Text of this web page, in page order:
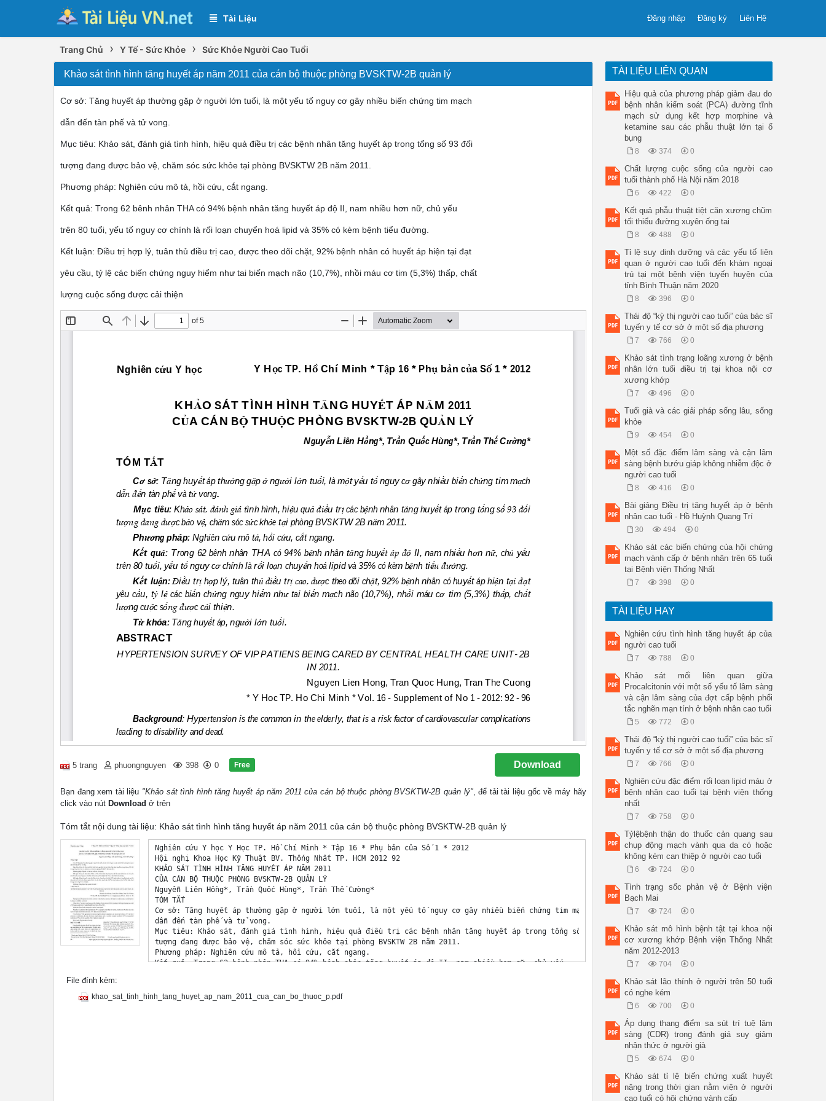
Tài Liệu Liên Hệ
Đăng ký
Đăng nhập
Trang Chủ › Y Tế - Sức Khỏe › Sức Khỏe Người Cao Tuổi
Khảo sát tình hình tăng huyết áp năm 2011 của cán bộ thuộc phòng BVSKTW-2B quản lý
Cơ sở: Tăng huyết áp thường gặp ở người lớn tuổi, là một yếu tố nguy cơ gây nhiều biến chứng tim mạch
dẫn đến tàn phế và tử vong.
Mục tiêu: Khảo sát, đánh giá tình hình, hiệu quả điều trị các bệnh nhân tăng huyết áp trong tổng số 93 đối
tượng đang được bảo vệ, chăm sóc sức khỏe tại phòng BVSKTW 2B năm 2011.
Phương pháp: Nghiên cứu mô tả, hồi cứu, cắt ngang.
Kết quả: Trong 62 bênh nhân THA có 94% bệnh nhân tăng huyết áp độ II, nam nhiều hơn nữ, chủ yếu
trên 80 tuổi, yếu tố nguy cơ chính là rối loạn chuyển hoá lipid và 35% có kèm bệnh tiểu đường.
Kết luận: Điều trị hợp lý, tuân thủ điều trị cao, được theo dõi chặt, 92% bệnh nhân có huyết áp hiện tại đạt
yêu cầu, tỷ lệ các biến chứng nguy hiểm như tai biến mạch não (10,7%), nhồi máu cơ tim (5,3%) thấp, chất
lượng cuộc sống được cải thiện
5 trang phuongnguyen 398 0 Free Download
Bạn đang xem tài liệu "Khảo sát tình hình tăng huyết áp năm 2011 của cán bộ thuộc phòng BVSKTW-2B quản lý", để tải tài liệu gốc về máy hãy
click vào nút Download ở trên
Tóm tắt nội dung tài liệu: Khảo sát tình hình tăng huyết áp năm 2011 của cán bộ thuộc phòng BVSKTW-2B quản lý
Nghiên cứu Y học Y Học TP. Hồ Chí Minh * Tập 16 * Phụ bản của Số 1 * 2012
Hội nghị Khoa Học Kỹ Thuật BV. Thống Nhất TP. HCM 2012 92
KHẢO SÁT TÌNH HÌNH TĂNG HUYẾT ÁP NĂM 2011
CỦA CÁN BỘ THUỘC PHÒNG BVSKTW-2B QUẢN LÝ
Nguyễn Liên Hồng*, Trần Quốc Hùng*, Trần Thế Cường*
TÓM TẮT
Cơ sở: Tăng huyết áp thường gặp ở người lớn tuổi, là một yếu tố nguy cơ gây nhiều biến chứng tim mạch
dẫn đến tàn phế và tử vong.
Mục tiêu: Khảo sát, đánh giá tình hình, hiệu quả điều trị các bệnh nhân tăng huyết áp trong tổng số 93 đối
tượng đang được bảo vệ, chăm sóc sức khỏe tại phòng BVSKTW 2B năm 2011.
Phương pháp: Nghiên cứu mô tả, hồi cứu, cắt ngang.
Kết quả: Trong 62 bênh nhân THA có 94% bệnh nhân tăng huyết áp độ II, nam nhiều hơn nữ, chủ yếu
Kết luận: Điều trị hợp lý, tuân thủ điều trị cao, được theo dõi chặt, 92% bệnh nhân có huyết áp hiện tại đạt
yêu cầu, tỷ lệ các biến chứng nguy hiểm như tai biến mạch não (10,7%), nhồi máu cơ tim (5,3%) thấp, chất
Background: Hypertension is the common in the elderly, that is a risk factor of cardiovascular complications
Objectives: To survey and to assess the situation, the treatment effect of patients with hypertension in a total
File đính kèm:
khao_sat_tinh_hinh_tang_huyet_ap_nam_2011_cua_can_bo_thuoc_p.pdf
TÀI LIỆU LIÊN QUAN
Hiệu quả của phương pháp giảm đau do
bệnh nhân kiểm soát (PCA) đường tĩnh
mạch sử dụng kết hợp morphine và
ketamine sau các phẫu thuật lớn tại ổ
bụng
8 374 0
Chất lượng cuộc sống của người cao
tuổi thành phố Hà Nội năm 2018
6 422 0
Kết quả phẫu thuật tiệt căn xương chũm
tối thiểu đường xuyên ống tai
8 488 0
Tỉ lệ suy dinh dưỡng và các yếu tố liên
quan ở người cao tuổi đến khám ngoại
trú tại một bệnh viện tuyến huyện của
tỉnh Bình Thuận năm 2020
8 396 0
Thái độ “kỳ thị người cao tuổi” của bác sĩ
tuyến y tế cơ sở ở một số địa phương
7 766 0
Khảo sát tình trạng loãng xương ở bệnh
nhân lớn tuổi điều trị tại khoa nội cơ
xương khớp
7 496 0
Tuổi già và các giải pháp sống lâu, sống
khỏe
9 454 0
Một số đặc điểm lâm sàng và cận lâm
sàng bệnh bướu giáp không nhiễm độc ở
người cao tuổi
8 416 0
Bài giảng Điều trị tăng huyết áp ở bệnh
nhân cao tuổi - Hồ Huỳnh Quang Trí
30 494 0
Khảo sát các biến chứng của hội chứng
mạch vành cấp ở bệnh nhân trên 65 tuổi
tại Bệnh viện Thống Nhất
7 398 0
TÀI LIỆU HAY
Nghiên cứu tình hình tăng huyết áp của
người cao tuổi
7 788 0
Khảo sát mối liên quan giữa
Procalcitonin với một số yếu tố lâm sàng
và cận lâm sàng của đợt cấp bệnh phổi
tắc nghẽn mạn tính ở bệnh nhân cao tuổi
5 772 0
Thái độ “kỳ thị người cao tuổi” của bác sĩ
tuyến y tế cơ sở ở một số địa phương
7 766 0
Nghiên cứu đặc điểm rối loạn lipid máu ở
bệnh nhân cao tuổi tại bệnh viện thống
nhất
7 758 0
Tỷlệbệnh thận do thuốc cản quang sau
chụp động mạch vành qua da có hoặc
không kèm can thiệp ở người cao tuổi
6 724 0
Tình trạng sốc phản vệ ở Bệnh viện
Bạch Mai
7 724 0
Khảo sát mô hình bệnh tật tại khoa nội
cơ xương khớp Bệnh viện Thống Nhất
năm 2012‐2013
7 704 0
Khảo sát lão thính ở người trên 50 tuổi
có nghe kém
6 700 0
Áp dụng thang điểm sa sút trí tuệ lâm
sàng (CDR) trong đánh giá suy giảm
nhận thức ở người già
5 674 0
Khảo sát tỉ lệ biến chứng xuất huyết
nặng trong thời gian nằm viện ở người
cao tuổi có hội chứng vành cấp